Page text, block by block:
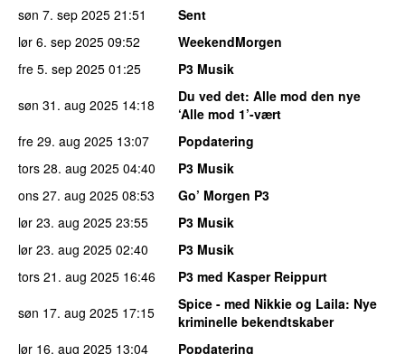
søn 7. sep 2025 21:51
Sent
lør 6. sep 2025 09:52
WeekendMorgen
fre 5. sep 2025 01:25
P3 Musik
søn 31. aug 2025 14:18 Du ved det: Alle mod den nye
‘Alle mod 1’-vært
fre 29. aug 2025 13:07
Popdatering
tors 28. aug 2025 04:40
P3 Musik
ons 27. aug 2025 08:53
Go’ Morgen P3
lør 23. aug 2025 23:55
P3 Musik
lør 23. aug 2025 02:40
P3 Musik
tors 21. aug 2025 16:46
P3 med Kasper Reippurt
søn 17. aug 2025 17:15 Spice - med Nikkie og Laila: Nye
kriminelle bekendtskaber
lør 16. aug 2025 13:04 Popdatering